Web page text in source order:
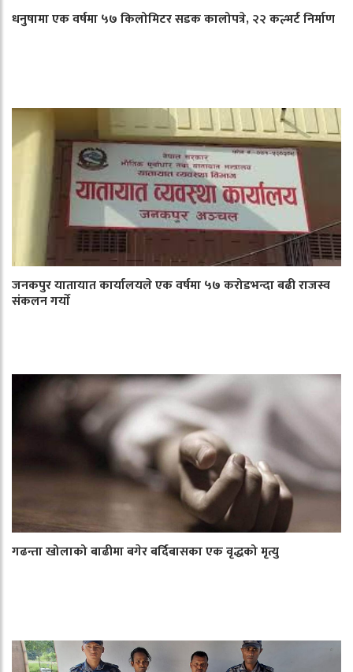
धनुषामा एक वर्षमा ५७ किलोमिटर सडक कालोपत्रे, २२ कल्भर्ट निर्माण
जनकपुर यातायात कार्यालयले एक वर्षमा ५७ करोडभन्दा बढी राजस्व
संकलन गर्याे
गढन्ता खोलाको बाढीमा बगेर बर्दिबासका एक वृद्धको मृत्यु